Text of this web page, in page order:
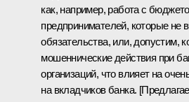
как, например, работа с
предпринимателей, которые не
обязательства, или, допустим,
мошеннические действия при
организаций, что влияет на
на вкладчиков банка.